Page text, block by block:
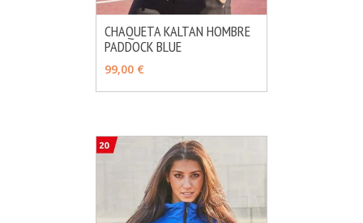
AÑADIR
CHAQUETA KALTAN HOMBRE
PADDOCK BLUE
99,00 €